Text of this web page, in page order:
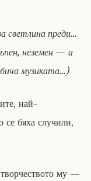
светлина преди…
неземен — а
музиката…)
най-
се бяха случили,
му —